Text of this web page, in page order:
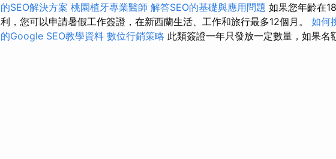
的SEO解決方案 桃園植牙專業醫師 解答SEO的基礎與應用問題 如果您年齡在
利，您可以申請暑假工作簽證，在新西蘭生活、工作和旅行最多12個月。 如何
的Google SEO教學資料 數位行銷策略 此類簽證一年只發放一定數量，如果名